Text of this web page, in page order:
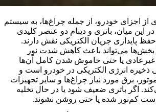
اجزای خودرو، از جمله چراغ‌ها، به سیستم
این میان، باتری و دینام دو عنصر کلیدی
پایداری جریان الکتریکی نقش دارند.
بخش‌ها می‌تواند باعث کاهش شدت نور
یا حتی خاموش شدن کامل آن‌ها
ذخیره انرژی الکتریکی در خودرو است و
برق مورد نیاز چراغ‌ها و سایر تجهیزات
اگر باتری ضعیف شود یا در حال تخلیه
کم‌نور شده یا حتی روشن نشوند.